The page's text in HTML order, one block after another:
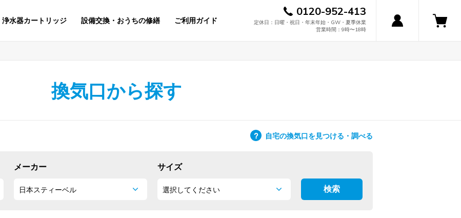
浄水器カートリッジ 設備交換・おうちの修繕 ご利用ガイド
0120-952-413
定休日：日曜・祝日・年末年始・GW・夏季休業
営業時間：9時〜18時
換気口から探す
自宅の換気口を見つける・調べる
メーカー サイズ